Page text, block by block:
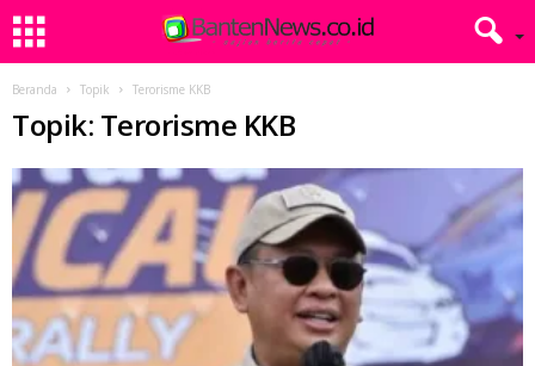
Beranda Topik Terorisme KKB
Topik: Terorisme KKB